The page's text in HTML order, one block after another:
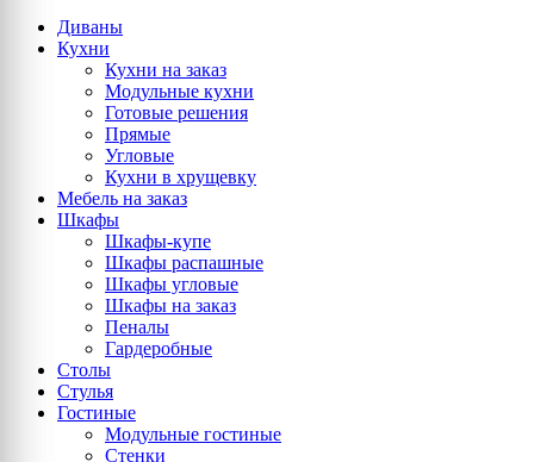
Диваны
Кухни
Кухни на заказ
Модульные кухни
Готовые решения
Прямые
Угловые
Кухни в хрущевку
Мебель на заказ
Шкафы
Шкафы-купе
Шкафы распашные
Шкафы угловые
Шкафы на заказ
Пеналы
Гардеробные
Столы
Стулья
Гостиные
Модульные гостиные
Стенки